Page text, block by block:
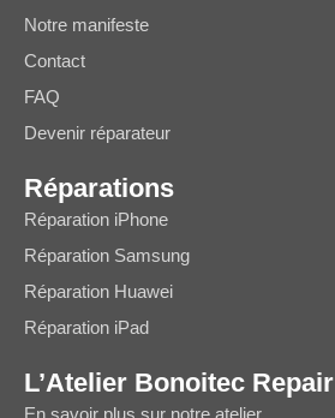
Notre manifeste
Contact
FAQ
Devenir réparateur
Réparations
Réparation iPhone
Réparation Samsung
Réparation Huawei
Réparation iPad
L’Atelier Bonoitec Repair